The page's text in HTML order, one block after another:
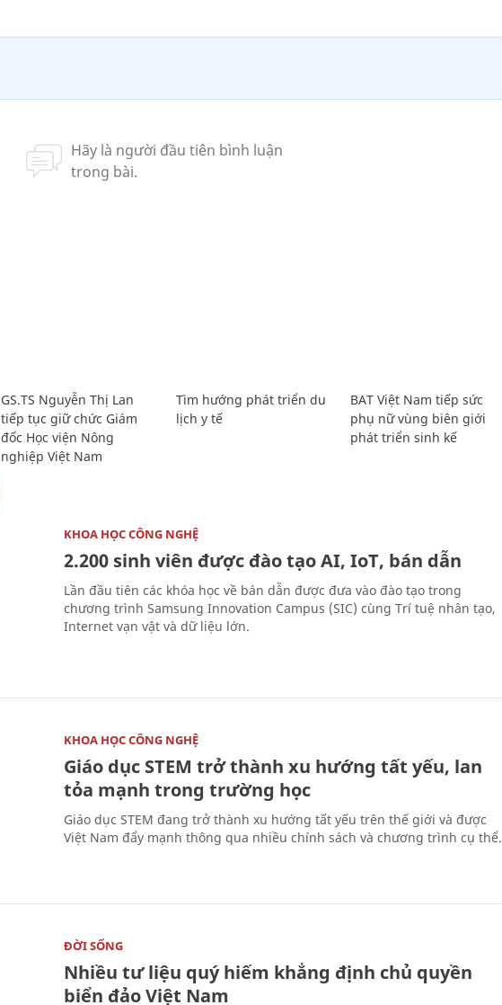
GS.TS Nguyễn Thị Lan
tiếp tục giữ chức Giám
đốc Học viện Nông
nghiệp Việt Nam
Tìm hướng phát triển du
lịch y tế
BAT Việt Nam tiếp sức
phụ nữ vùng biên giới
phát triển sinh kế
KHOA HỌC CÔNG NGHỆ
2.200 sinh viên được đào tạo AI, IoT, bán dẫn
Lần đầu tiên các khóa học về bán dẫn được đưa vào đào tạo trong
chương trình Samsung Innovation Campus (SIC) cùng Trí tuệ nhân tạo,
Internet vạn vật và dữ liệu lớn.
KHOA HỌC CÔNG NGHỆ
Giáo dục STEM trở thành xu hướng tất yếu, lan
tỏa mạnh trong trường học
Giáo dục STEM đang trở thành xu hướng tất yếu trên thế giới và được
Việt Nam đẩy mạnh thông qua nhiều chính sách và chương trình cụ thể.
ĐỜI SỐNG
Nhiều tư liệu quý hiếm khẳng định chủ quyền
biển đảo Việt Nam